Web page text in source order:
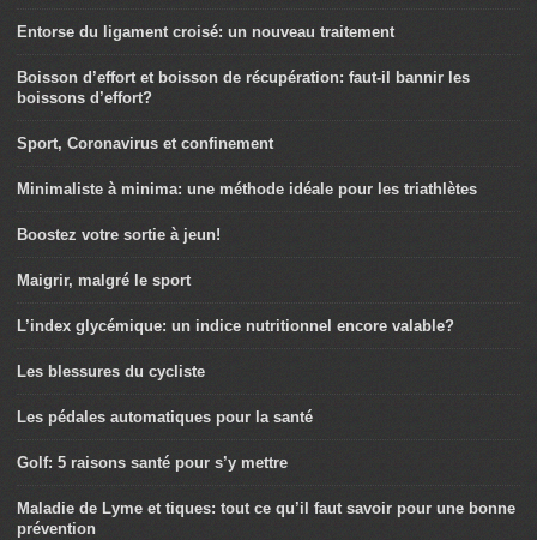
Entorse du ligament croisé: un nouveau traitement
Boisson d’effort et boisson de récupération: faut-il bannir les
boissons d’effort?
Sport, Coronavirus et confinement
Minimaliste à minima: une méthode idéale pour les triathlètes
Boostez votre sortie à jeun!
Maigrir, malgré le sport
L’index glycémique: un indice nutritionnel encore valable?
Les blessures du cycliste
Les pédales automatiques pour la santé
Golf: 5 raisons santé pour s’y mettre
Maladie de Lyme et tiques: tout ce qu’il faut savoir pour une bonne
prévention